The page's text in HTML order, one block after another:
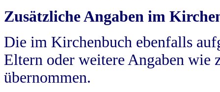
Zusätzliche Angaben im
Die im Kirchenbuch ebenfalls
Eltern oder weitere Angaben wie
übernommen.